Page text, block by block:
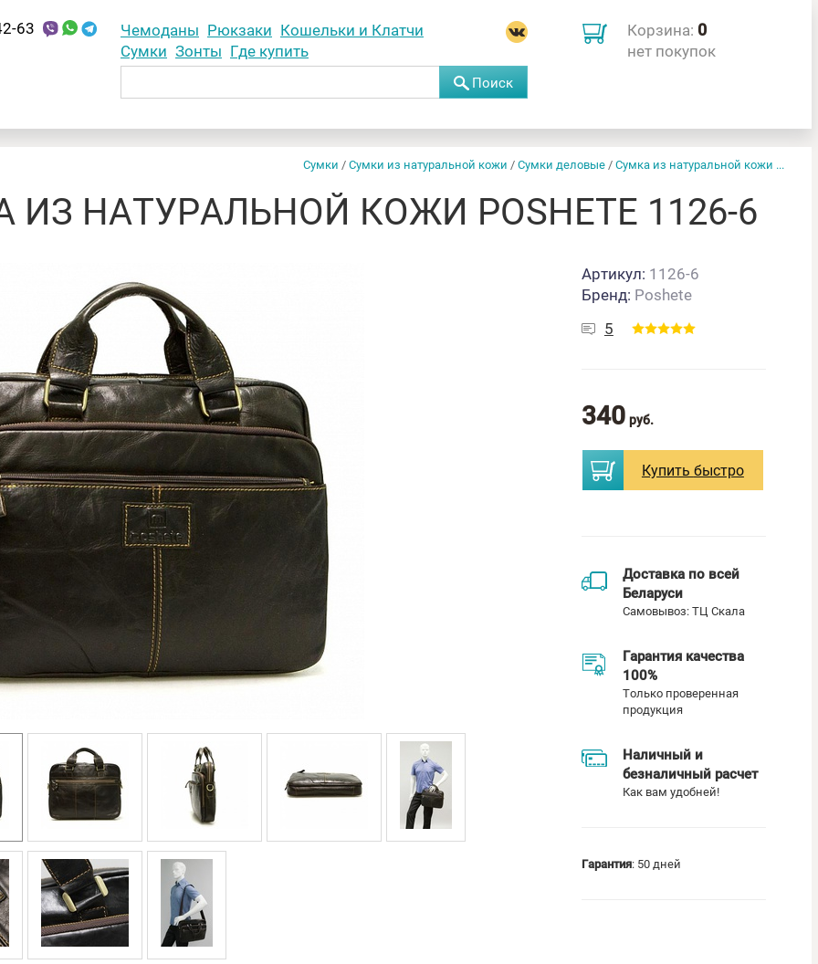
63 Чемоданы Рюкзаки Кошельки и Клатчи
Сумки Зонты Где купить
Поиск
Корзина: 0
нет покупок
Сумки /Сумки из натуральной кожи /Сумки деловые/Сумка из натуральной кожи ...
ИЗ НАТУРАЛЬНОЙ КОЖИ POSHETE 1126-6
Артикул: 1126-6
Бренд: Poshete
5
340 руб.
Купить быстро
Доставка по всей
Беларуси
Самовывоз: ТЦ Скала
Гарантия качества
100%
Только проверенная
продукция
Наличный и
безналичный расчет
Как вам удобней!
Гарантия: 50 дней